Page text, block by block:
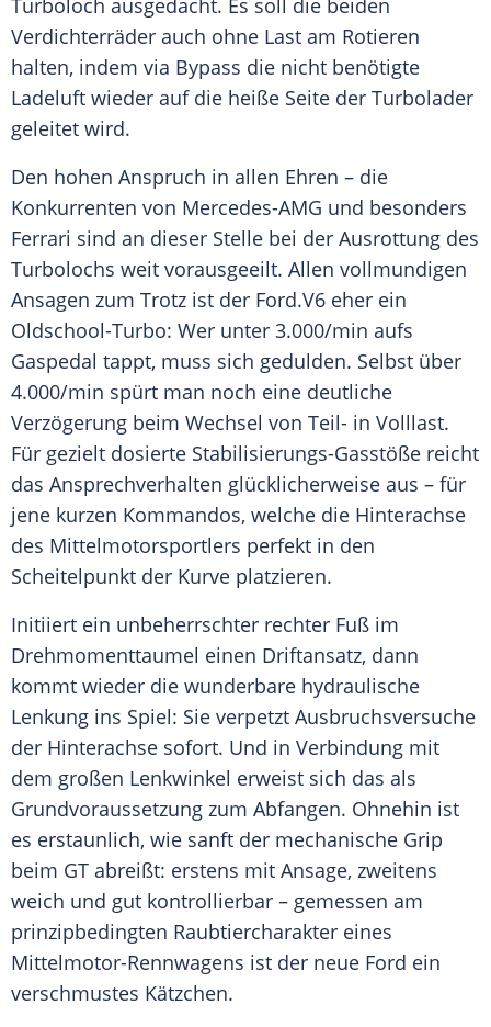
Turboloch ausgedacht. Es soll die beiden
Verdichterräder auch ohne Last am Rotieren
halten, indem via Bypass die nicht benötigte
Ladeluft wieder auf die heiße Seite der Turbolader
geleitet wird.
Den hohen Anspruch in allen Ehren – die
Konkurrenten von Mercedes-AMG und besonders
Ferrari sind an dieser Stelle bei der Ausrottung des
Turbolochs weit vorausgeeilt. Allen vollmundigen
Ansagen zum Trotz ist der Ford.V6 eher ein
Oldschool-Turbo: Wer unter 3.000/min aufs
Gaspedal tappt, muss sich gedulden. Selbst über
4.000/min spürt man noch eine deutliche
Verzögerung beim Wechsel von Teil- in Volllast.
Für gezielt dosierte Stabilisierungs-Gasstöße reicht
das Ansprechverhalten glücklicherweise aus – für
jene kurzen Kommandos, welche die Hinterachse
des Mittelmotorsportlers perfekt in den
Scheitelpunkt der Kurve platzieren.
Initiiert ein unbeherrschter rechter Fuß im
Drehmomenttaumel einen Driftansatz, dann
kommt wieder die wunderbare hydraulische
Lenkung ins Spiel: Sie verpetzt Ausbruchsversuche
der Hinterachse sofort. Und in Verbindung mit
dem großen Lenkwinkel erweist sich das als
Grundvoraussetzung zum Abfangen. Ohnehin ist
es erstaunlich, wie sanft der mechanische Grip
beim GT abreißt: erstens mit Ansage, zweitens
weich und gut kontrollierbar – gemessen am
prinzipbedingten Raubtiercharakter eines
Mittelmotor-Rennwagens ist der neue Ford ein
verschmustes Kätzchen.